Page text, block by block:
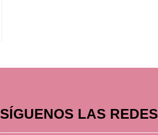
SÍGUENOS LAS REDES